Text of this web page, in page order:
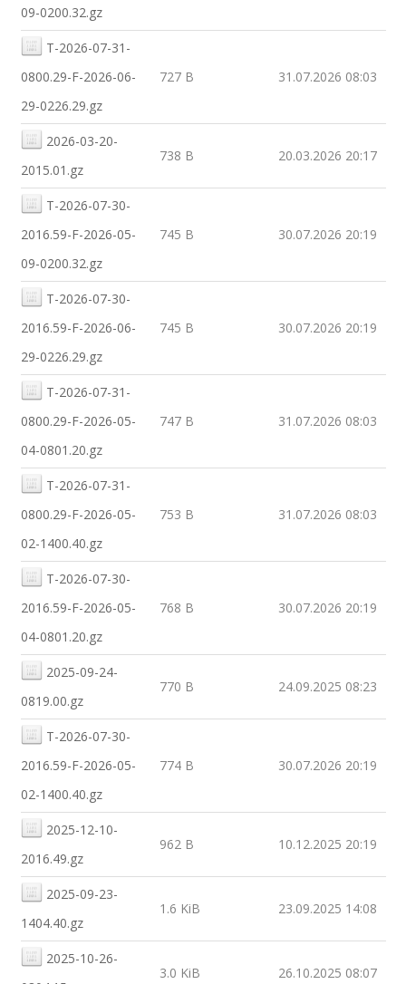
09-0200.32.gz
T-2026-07-31-
0800.29-F-2026-06-
29-0226.29.gz
727 B 31.07.2026 08:03
2026-03-20-
2015.01.gz
738 B 20.03.2026 20:17
T-2026-07-30-
2016.59-F-2026-05-
09-0200.32.gz
745 B 30.07.2026 20:19
T-2026-07-30-
2016.59-F-2026-06-
29-0226.29.gz
745 B 30.07.2026 20:19
T-2026-07-31-
0800.29-F-2026-05-
04-0801.20.gz
747 B 31.07.2026 08:03
T-2026-07-31-
0800.29-F-2026-05-
02-1400.40.gz
753 B 31.07.2026 08:03
T-2026-07-30-
2016.59-F-2026-05-
04-0801.20.gz
768 B 30.07.2026 20:19
2025-09-24-
0819.00.gz
770 B 24.09.2025 08:23
T-2026-07-30-
2016.59-F-2026-05-
02-1400.40.gz
774 B 30.07.2026 20:19
2025-12-10-
2016.49.gz
962 B 10.12.2025 20:19
2025-09-23-
1404.40.gz
1.6 KiB 23.09.2025 14:08
2025-10-26-
3.0 KiB 26.10.2025 08:07